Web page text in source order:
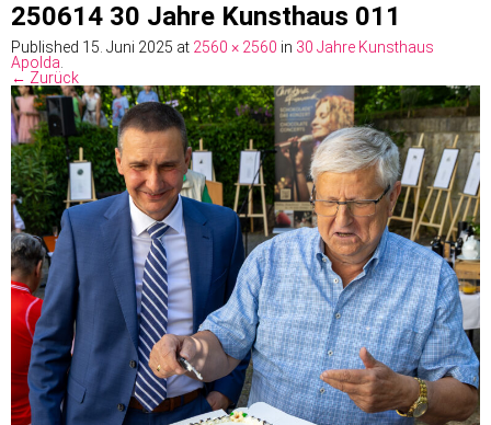
250614 30 Jahre Kunsthaus 011
Published 15. Juni 2025 at 2560 × 2560 in 30 Jahre Kunsthaus
Apolda.
← Zurück